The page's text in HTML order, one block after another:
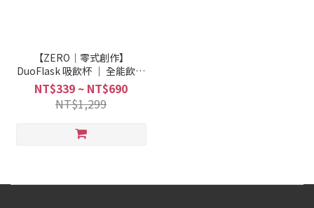
【ZERO｜零式創作】
DuoFlask 吸飲杯 ｜ 全能飲水
新體驗， 時尚 × 功能 × 安全
NT$339 ~ NT$690
NT$1,299